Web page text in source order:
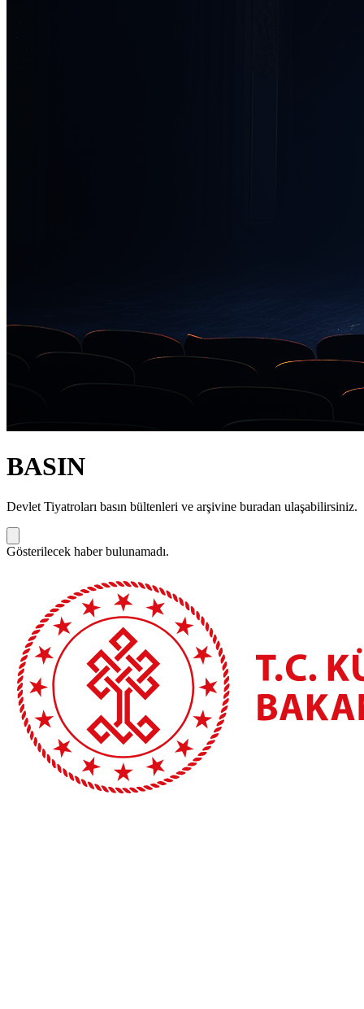
BASIN
Devlet Tiyatroları basın bültenleri ve arşivine buradan ulaşabilirsiniz.
Gösterilecek haber bulunamadı.